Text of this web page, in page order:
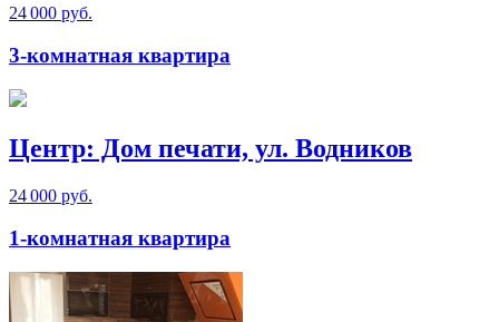
24 000 руб.
3-комнатная квартира
Центр: Дом печати, ул. Водников
24 000 руб.
1-комнатная квартира